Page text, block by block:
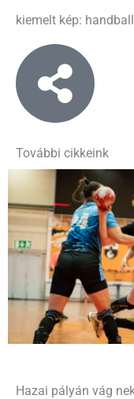
kiemelt kép:
További cikkeink
Hazai pályán vág